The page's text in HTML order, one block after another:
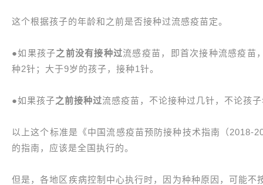
这个根据孩子的年龄和之前是否接种过流感疫苗定。
●如果孩子之前没有接种过流感疫苗，即首次接种流感疫苗
种2针；大于9岁的孩子，接种1针。
●如果孩子之前接种过流感疫苗，不论接种过几针，不论孩
以上这个标准是《中国流感疫苗预防接种技术指南（2018-
的指南，应该是全国执行的。
但是，各地区疾病控制中心执行时，因为种种原因，可能